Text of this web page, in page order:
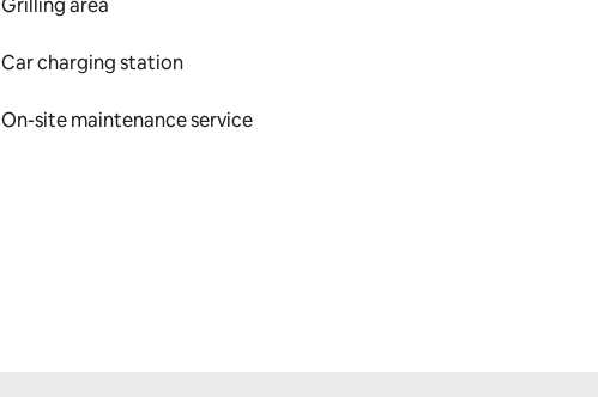
Grilling area
Car charging station
On-site maintenance service